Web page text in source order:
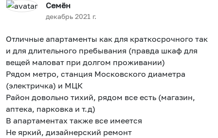
Семён
декабрь 2021 г.
Отличные апартаменты как для краткосрочного так
и для длительного пребывания (правда шкаф для
вещей маловат при долгом проживании)
Рядом метро, станция Московского диаметра
(электричка) и МЦК
Район довольно тихий, рядом все есть (магазин,
аптека, парковка и т.д)
В апартаментах также все имеется
Не яркий, дизайнерский ремонт